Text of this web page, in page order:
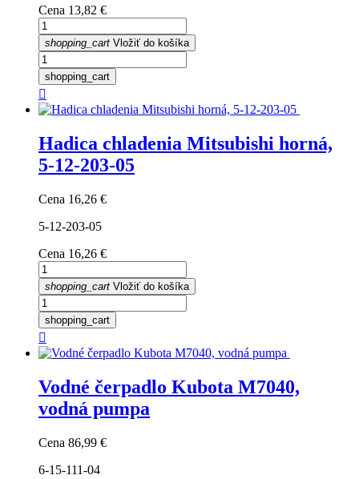
Cena 13,82 €
shopping_cart Vložiť do košíka
shopping_cart

Hadica chladenia Mitsubishi horná,
5-12-203-05
Cena 16,26 €
5-12-203-05
Cena 16,26 €
shopping_cart Vložiť do košíka
shopping_cart

Vodné čerpadlo Kubota M7040,
vodná pumpa
Cena 86,99 €
6-15-111-04